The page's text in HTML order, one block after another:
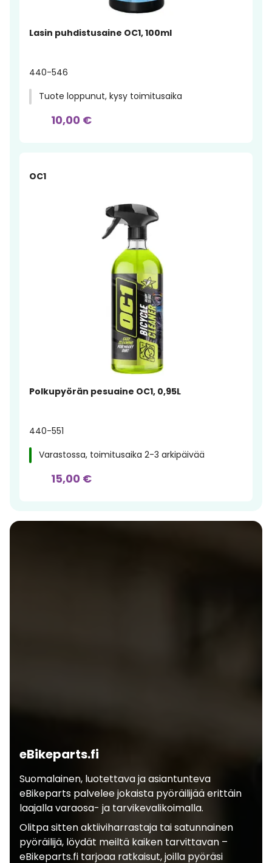
Lasin puhdistusaine OC1, 100ml
440-546
Tuote loppunut, kysy toimitusaika
10,00 €
OC1
Polkupyörän pesuaine OC1, 0,95L
440-551
Varastossa, toimitusaika 2-3 arkipäivää
15,00 €
eBikeparts.fi
Suomalainen, luotettava ja asiantunteva
eBikeparts palvelee jokaista pyöräilijää erittäin
laajalla varaosa- ja tarvikevalikoimalla.
Olitpa sitten aktiiviharrastaja tai satunnainen
pyöräilijä, löydät meiltä kaiken tarvittavan –
eBikeparts.fi tarjoaa ratkaisut, joilla pyöräsi